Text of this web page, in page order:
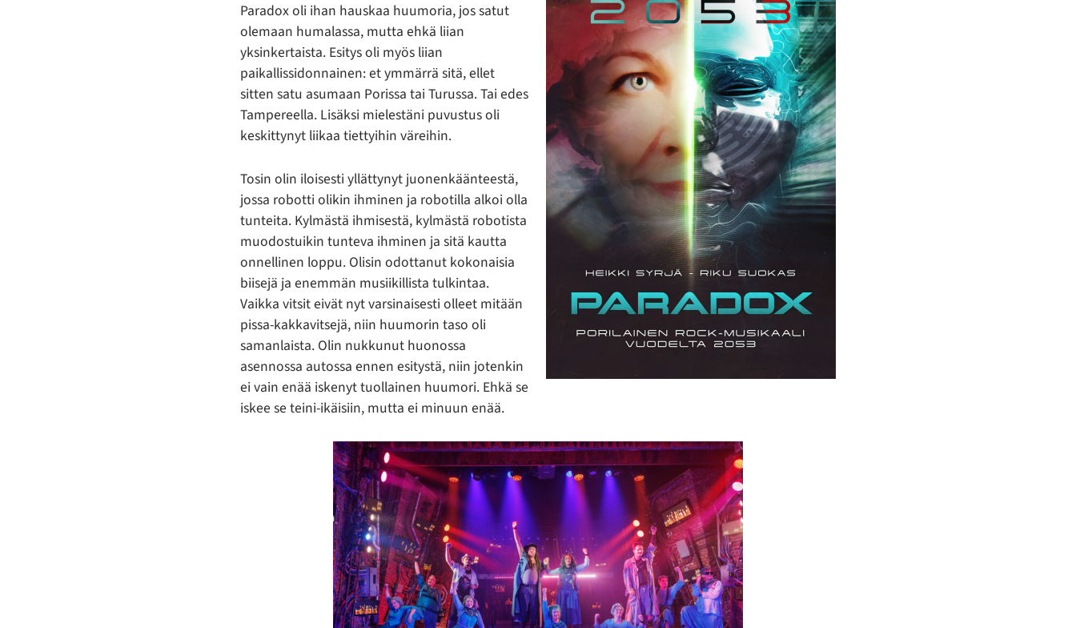
Paradox oli ihan hauskaa huumoria, jos satut
olemaan humalassa, mutta ehkä liian
yksinkertaista. Esitys oli myös liian
paikallissidonnainen: et ymmärrä sitä, ellet
sitten satu asumaan Porissa tai Turussa. Tai edes
Tampereella. Lisäksi mielestäni puvustus oli
keskittynyt liikaa tiettyihin väreihin.
Tosin olin iloisesti yllättynyt juonenkäänteestä,
jossa robotti olikin ihminen ja robotilla alkoi olla
tunteita. Kylmästä ihmisestä, kylmästä robotista
muodostuikin tunteva ihminen ja sitä kautta
onnellinen loppu. Olisin odottanut kokonaisia
biisejä ja enemmän musiikillista tulkintaa.
Vaikka vitsit eivät nyt varsinaisesti olleet mitään
pissa-kakkavitsejä, niin huumorin taso oli
samanlaista. Olin nukkunut huonossa
asennossa autossa ennen esitystä, niin jotenkin
ei vain enää iskenyt tuollainen huumori. Ehkä se
iskee se teini-ikäisiin, mutta ei minuun enää.